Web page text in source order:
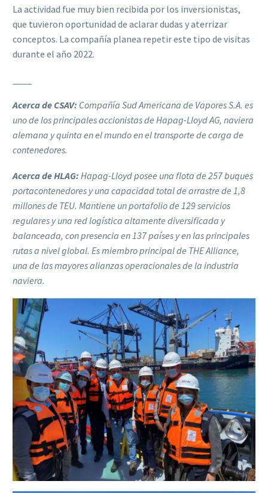
La actividad fue muy bien recibida por los inversionistas,
que tuvieron oportunidad de aclarar dudas y aterrizar
conceptos. La compañía planea repetir este tipo de visitas
durante el año 2022.
Acerca de CSAV: Compañía Sud Americana de Vapores S.A. es
uno de los principales accionistas de Hapag-Lloyd AG, naviera
alemana y quinta en el mundo en el transporte de carga de
contenedores.
Acerca de HLAG: Hapag-Lloyd posee una flota de 257 buques
portacontenedores y una capacidad total de arrastre de 1,8
millones de TEU. Mantiene un portafolio de 129 servicios
regulares y una red logística altamente diversificada y
balanceada, con presencia en 137 países y en las principales
rutas a nivel global. Es miembro principal de THE Alliance,
una de las mayores alianzas operacionales de la industria
naviera.